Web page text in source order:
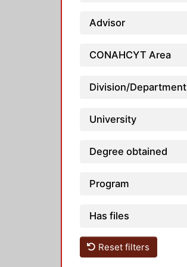
Advisor
CONAHCYT Area
Division/Department
University
Degree obtained
Program
Has files
Reset filters